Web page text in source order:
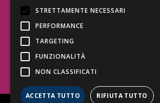
Segui lo Studio EDG sui social.
Invia messaggio
T. 06.3232914
info@edg.legal
STRETTAMENTE NECESSARI
PERFORMANCE
TARGETING
FUNZIONALITÀ
NON CLASSIFICATI
ACCETTA TUTTO RIFIUTA TUTTO